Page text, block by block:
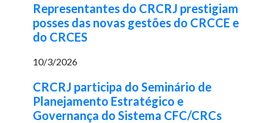
Representantes do CRCRJ prestigiam
posses das novas gestões do CRCCE e
do CRCES
10/3/2026
CRCRJ participa do Seminário de
Planejamento Estratégico e
Governança do Sistema CFC/CRCs